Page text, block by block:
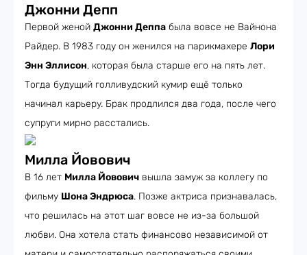
Джонни Депп
Первой женой Джонни Деппа была вовсе не Вайнона
Райдер. В 1983 году он женился на парикмахере Лори
Энн Эллисон, которая была старше его на пять лет.
Тогда будущий голливудский кумир ещё только
начинал карьеру. Брак продлился два года, после чего
супруги мирно расстались.
Милла Йовович
В 16 лет Милла Йовович вышла замуж за коллегу по
фильму Шона Эндрюса. Позже актриса признавалась,
что решилась на этот шаг вовсе не из-за большой
любви. Она хотела стать финансово независимой от